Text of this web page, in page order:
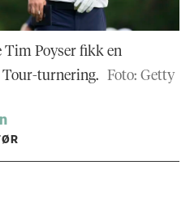
Tim Poyser fikk en
turnering. Foto: Getty